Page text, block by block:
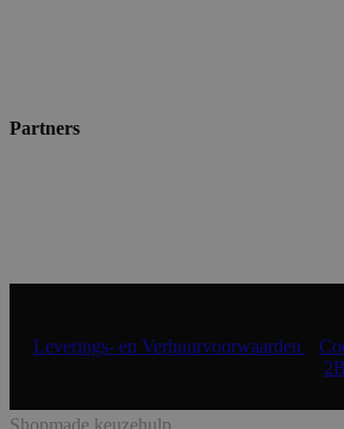
Partners
Leverings- en Verhuurvoorwaarden
Shopmade keuzehulp